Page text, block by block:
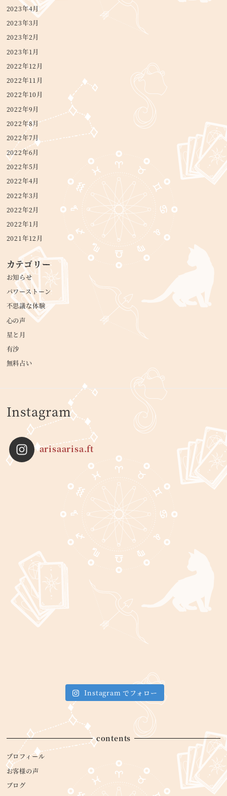
2023年4月
2023年3月
2023年2月
2023年1月
2022年12月
2022年11月
2022年10月
2022年9月
2022年8月
2022年7月
2022年6月
2022年5月
2022年4月
2022年3月
2022年2月
2022年1月
2021年12月
カテゴリー
お知らせ
パワーストーン
不思議な体験
心の声
星と月
有沙
無料占い
Instagram
arisaarisa.ft
Instagram でフォロー
contents
プロフィール
お客様の声
ブログ